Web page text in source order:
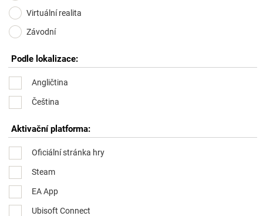
Virtuální realita
Závodní
Podle lokalizace:
Angličtina
Čeština
Aktivační platforma:
Oficiální stránka hry
Steam
EA App
Ubisoft Connect